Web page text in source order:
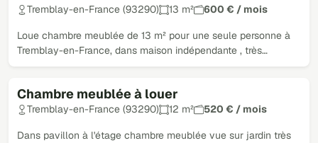
Tremblay-en-France (93290) 13 m² 600 € / mois
Loue chambre meublée de 13 m² pour une seule personne à
Tremblay-en-France, dans maison indépendante , très…
Chambre meublée à louer
Tremblay-en-France (93290) 12 m² 520 € / mois
Dans pavillon à l'étage chambre meublée vue sur jardin très